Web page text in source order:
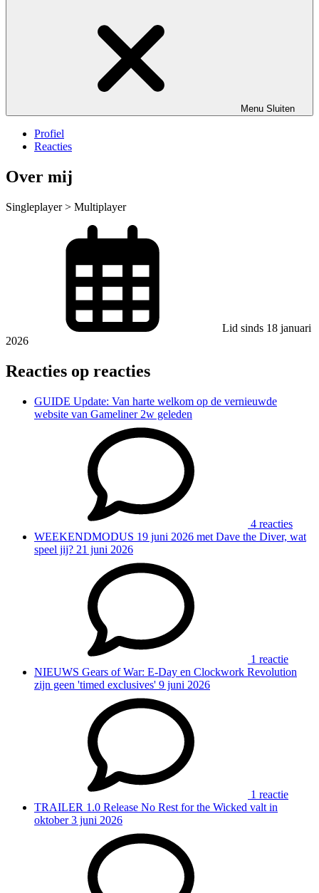
Menu Sluiten
Profiel
Reacties
Over mij
Singleplayer > Multiplayer
Lid sinds 18 januari
2026
Reacties op reacties
GUIDE Update: Van harte welkom op de vernieuwde
website van Gameliner 2w geleden
4 reacties
WEEKENDMODUS 19 juni 2026 met Dave the Diver, wat
speel jij? 21 juni 2026
1 reactie
NIEUWS Gears of War: E-Day en Clockwork Revolution
zijn geen 'timed exclusives' 9 juni 2026
1 reactie
TRAILER 1.0 Release No Rest for the Wicked valt in
oktober 3 juni 2026